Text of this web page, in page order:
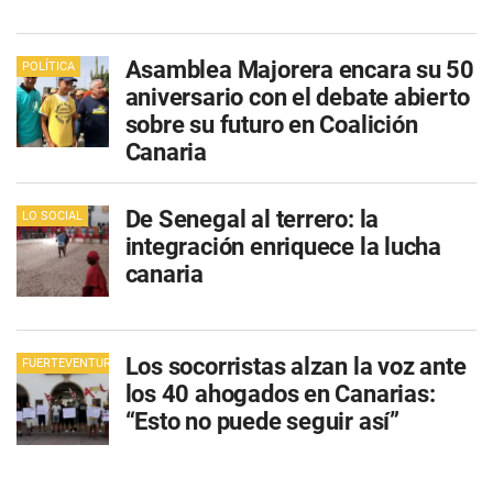
POLÍTICA
Asamblea Majorera encara su 50
aniversario con el debate abierto
sobre su futuro en Coalición
Canaria
LO SOCIAL
De Senegal al terrero: la
integración enriquece la lucha
canaria
FUERTEVENTURA
Los socorristas alzan la voz ante
los 40 ahogados en Canarias:
“Esto no puede seguir así”